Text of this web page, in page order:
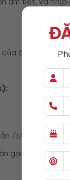
âm tiết,
/ɪ/ trong
sit, /
gọn, không